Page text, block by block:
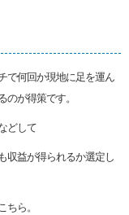
で何回か現地に足を運ん
が得策です。
どして
収益が得られるか選定し
ら。